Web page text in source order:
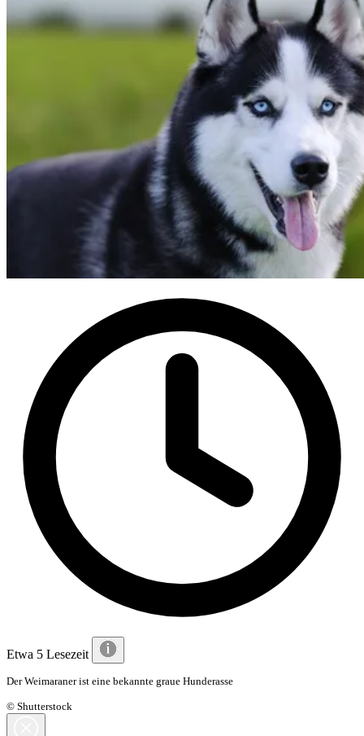
Etwa 5 Lesezeit
Der Weimaraner ist eine bekannte graue Hunderasse
© Shutterstock